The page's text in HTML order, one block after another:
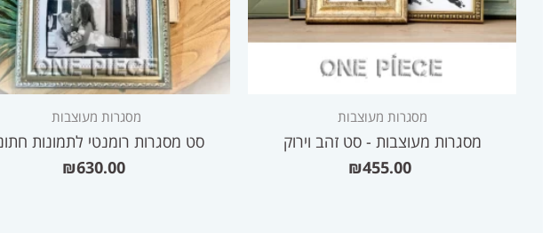
מסגרות מעוצבות
מסגרות מעוצבות - סט זהב וירוק
₪455.00
מסגרות מעוצבות
סט מסגרות רומנטי לתמונות
₪630.00